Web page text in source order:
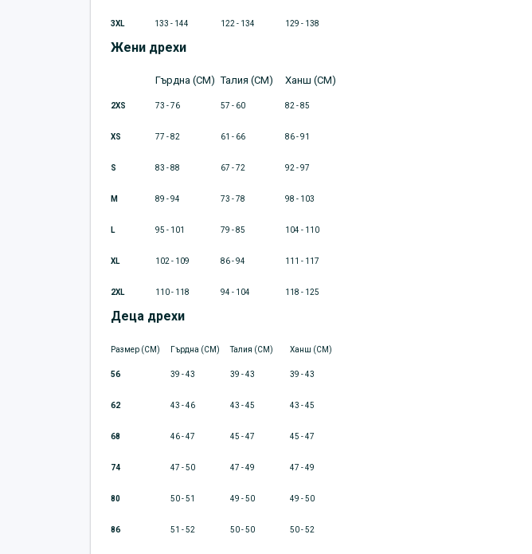
3XL 133 - 144 122 - 134 129 - 138
Жени дрехи
Гърдна (CM) Талия (CM) Ханш (CM)
2XS 73 - 76 57 - 60 82 - 85
XS 77 - 82 61 - 66 86 - 91
S 83 - 88 67 - 72 92 - 97
M 89 - 94 73 - 78 98 - 103
L 95 - 101 79 - 85 104 - 110
XL 102 - 109 86 - 94 111 - 117
2XL 110 - 118 94 - 104 118 - 125
Деца дрехи
Размер (CM) Гърдна (CM) Талия (CM) Ханш (CM)
56 39 - 43 39 - 43 39 - 43
62 43 - 46 43 - 45 43 - 45
68 46 - 47 45 - 47 45 - 47
74 47 - 50 47 - 49 47 - 49
80 50 - 51 49 - 50 49 - 50
86 51 - 52 50 - 50 50 - 52